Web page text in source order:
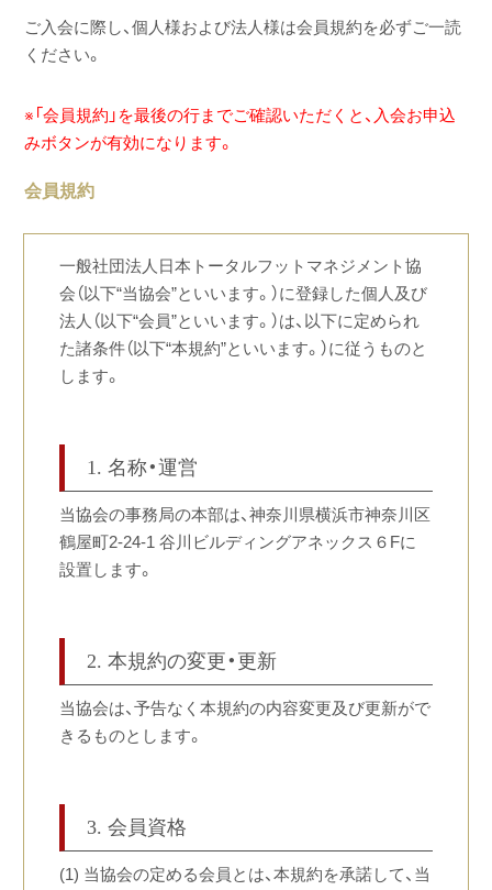
ご入会に際し、個人様および法人様は会員規約を必ずご一読
ください。
※「会員規約」を最後の行までご確認いただくと、入会お申込
みボタンが有効になります。
会員規約
一般社団法人日本トータルフットマネジメント協
会（以下“当協会”といいます。）に登録した個人及び
法人（以下“会員”といいます。）は、以下に定められ
た諸条件（以下“本規約”といいます。）に従うものと
します。
1. 名称・運営
当協会の事務局の本部は、神奈川県横浜市神奈川区
鶴屋町2-24-1 谷川ビルディングアネックス６Fに
設置します。
2. 本規約の変更・更新
当協会は、予告なく本規約の内容変更及び更新がで
きるものとします。
3. 会員資格
(1) 当協会の定める会員とは、本規約を承諾して、当